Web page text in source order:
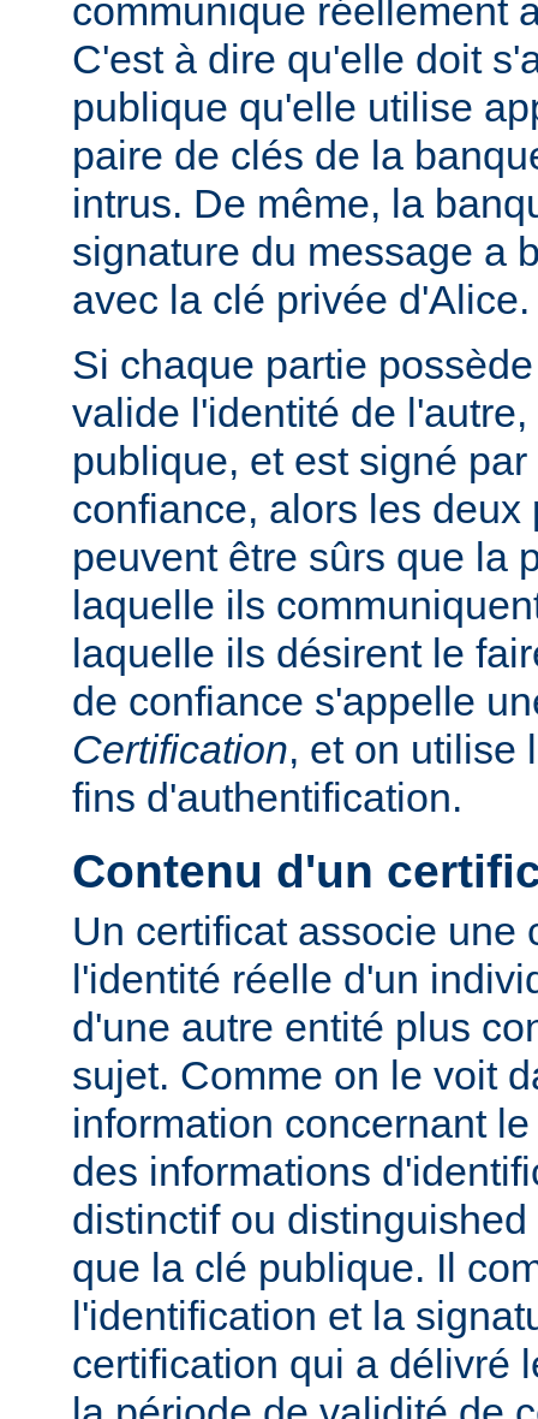
communique réellement
C'est à dire qu'elle doit
publique qu'elle utilise
paire de clés de la
intrus. De même, la
signature du message a
avec la clé privée d'Alice.
Si chaque partie
valide l'identité de
publique, et est signé
confiance, alors les deux
peuvent être sûrs que la
laquelle ils
laquelle ils désirent le
de confiance s'appelle
Certification, et on utilise
fins d'authentification.
Contenu d'un
Un certificat associe une
l'identité réelle d'un
d'une autre entité plus
sujet. Comme on le voit
information concernant
des informations
distinctif ou
que la clé publique. Il
l'identification et la
certification qui a délivré